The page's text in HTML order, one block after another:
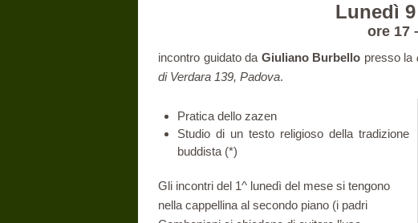
Lunedì
ore 17
incontro guidato da Giuliano Burbello presso la
di Verdara 139, Padova.
Pratica dello zazen
Studio di un testo religioso della tradizione
buddista (*)
Gli incontri del 1^ lunedì del mese si tengono
nella cappellina al secondo piano (i padri